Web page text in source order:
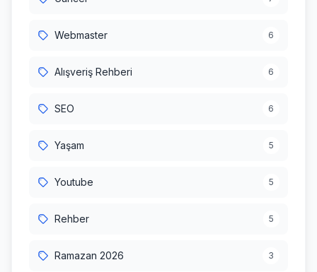
Webmaster 6
Alışveriş Rehberi 6
SEO 6
Yaşam 5
Youtube 5
Rehber 5
Ramazan 2026 3